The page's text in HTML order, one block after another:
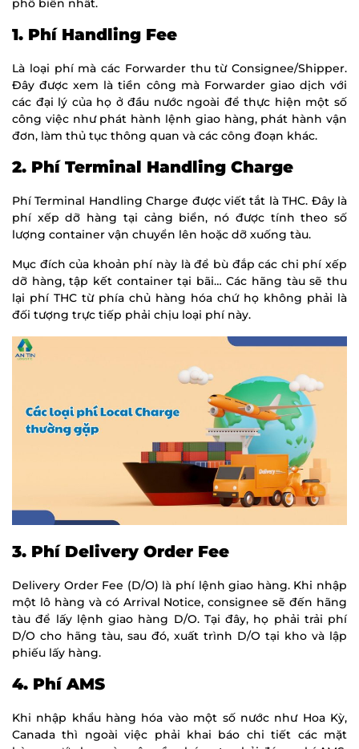
phổ biến nhất.
1. Phí Handling Fee
Là loại phí mà các Forwarder thu từ Consignee/Shipper.
Đây được xem là tiền công mà Forwarder giao dịch với
các đại lý của họ ở đầu nước ngoài để thực hiện một số
công việc như phát hành lệnh giao hàng, phát hành vận
đơn, làm thủ tục thông quan và các công đoạn khác.
2. Phí Terminal Handling Charge
Phí Terminal Handling Charge được viết tắt là THC. Đây là
phí xếp dỡ hàng tại cảng biển, nó được tính theo số
lượng container vận chuyển lên hoặc dỡ xuống tàu.
Mục đích của khoản phí này là để bù đắp các chi phí xếp
dỡ hàng, tập kết container tại bãi… Các hãng tàu sẽ thu
lại phí THC từ phía chủ hàng hóa chứ họ không phải là
đối tượng trực tiếp phải chịu loại phí này.
3. Phí Delivery Order Fee
Delivery Order Fee (D/O) là phí lệnh giao hàng. Khi nhập
một lô hàng và có Arrival Notice, consignee sẽ đến hãng
tàu để lấy lệnh giao hàng D/O. Tại đây, họ phải trải phí
D/O cho hãng tàu, sau đó, xuất trình D/O tại kho và lập
phiếu lấy hàng.
4. Phí AMS
Khi nhập khẩu hàng hóa vào một số nước như Hoa Kỳ,
Canada thì ngoài việc phải khai báo chi tiết các mặt